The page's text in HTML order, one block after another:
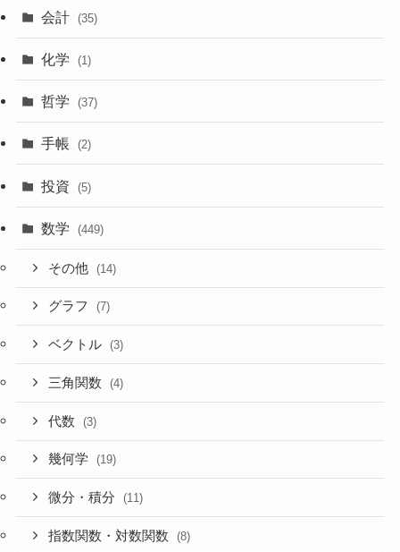
会計 (35)
化学 (1)
哲学 (37)
手帳 (2)
投資 (5)
数学 (449)
その他 (14)
グラフ (7)
ベクトル (3)
三角関数 (4)
代数 (3)
幾何学 (19)
微分・積分 (11)
指数関数・対数関数 (8)